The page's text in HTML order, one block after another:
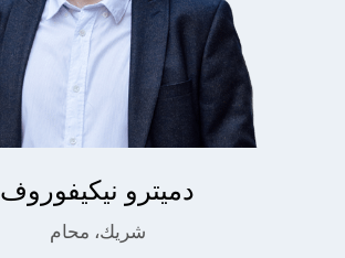
دميترو نيكيفوروف
شريك، محام